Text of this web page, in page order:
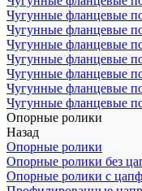
Чугунные фланцевые
Чугунные фланцевые
Чугунные фланцевые
Чугунные фланцевые
Чугунные фланцевые
Чугунные фланцевые
Чугунные фланцевые
Опорные ролики
Назад
Опорные ролики
Опорные ролики без
Опорные ролики с